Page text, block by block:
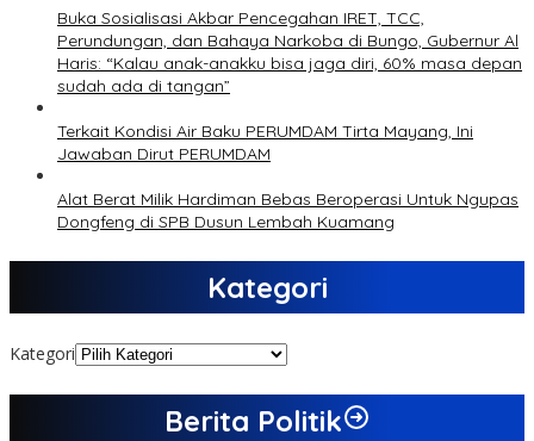
Buka Sosialisasi Akbar Pencegahan IRET, TCC,
Perundungan, dan Bahaya Narkoba di Bungo, Gubernur Al
Haris: “Kalau anak-anakku bisa jaga diri, 60% masa depan
sudah ada di tangan”
Terkait Kondisi Air Baku PERUMDAM Tirta Mayang, Ini
Jawaban Dirut PERUMDAM
Alat Berat Milik Hardiman Bebas Beroperasi Untuk Ngupas
Dongfeng di SPB Dusun Lembah Kuamang
Kategori
Kategori
Berita Politik